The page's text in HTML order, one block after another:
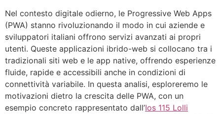
Nel contesto digitale odierno, le Progressive Web Apps
(PWA) stanno rivoluzionando il modo in cui aziende e
sviluppatori italiani offrono servizi avanzati ai propri
utenti. Queste applicazioni ibrido-web si collocano tra i
tradizionali siti web e le app native, offrendo esperienze
fluide, rapide e accessibili anche in condizioni di
connettività variabile. In questa analisi, esploreremo le
motivazioni dietro la crescita delle PWA, con un
esempio concreto rappresentato dall’Ios 115 Lolli